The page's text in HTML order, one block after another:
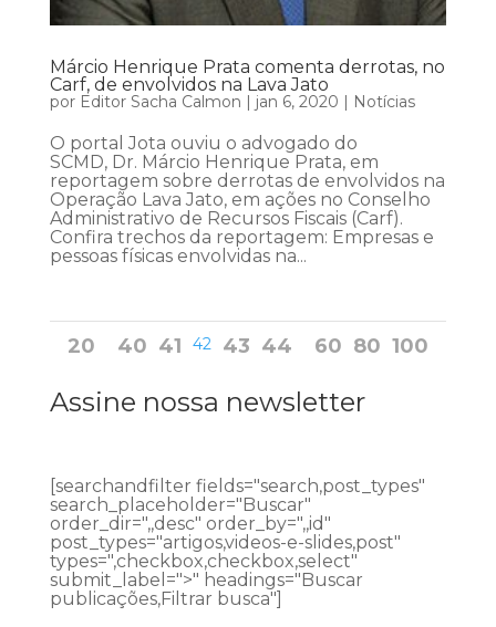
Márcio Henrique Prata comenta derrotas, no
Carf, de envolvidos na Lava Jato
por Editor Sacha Calmon | jan 6, 2020 | Notícias
O portal Jota ouviu o advogado do
SCMD, Dr. Márcio Henrique Prata, em
reportagem sobre derrotas de envolvidos na
Operação Lava Jato, em ações no Conselho
Administrativo de Recursos Fiscais (Carf).
Confira trechos da reportagem: Empresas e
pessoas físicas envolvidas na...
20 40 41 42 43 44 60 80 100
Assine nossa newsletter
[searchandfilter fields="search,post_types"
search_placeholder="Buscar"
order_dir=",,desc" order_by=",,id"
post_types="artigos,videos-e-slides,post"
types=",checkbox,checkbox,select"
submit_label=">" headings="Buscar
publicações,Filtrar busca"]